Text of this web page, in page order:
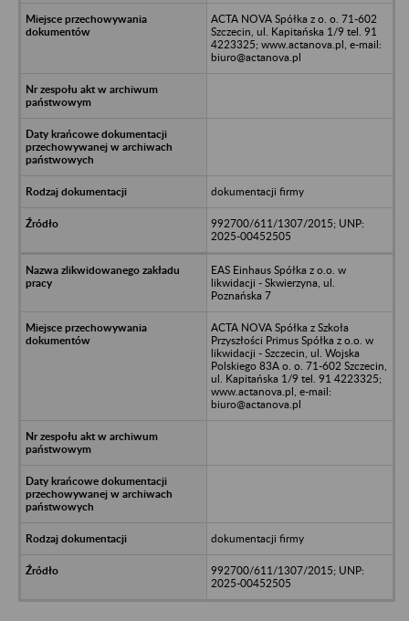
ACTA NOVA Spółka z o. o. 71-602
Szczecin, ul. Kapitańska 1/9 tel. 91
4223325; www.actanova.pl, e-mail:
biuro@actanova.pl
dokumentacji firmy
992700/611/1307/2015; UNP:
2025-00452505
EAS Einhaus Spółka z o.o. w
likwidacji - Skwierzyna, ul.
Poznańska 7
ACTA NOVA Spółka z Szkoła
Przyszłości Primus Spółka z o.o. w
likwidacji - Szczecin, ul. Wojska
Polskiego 83A o. o. 71-602 Szczecin,
ul. Kapitańska 1/9 tel. 91 4223325;
www.actanova.pl, e-mail:
biuro@actanova.pl
dokumentacji firmy
992700/611/1307/2015; UNP:
2025-00452505